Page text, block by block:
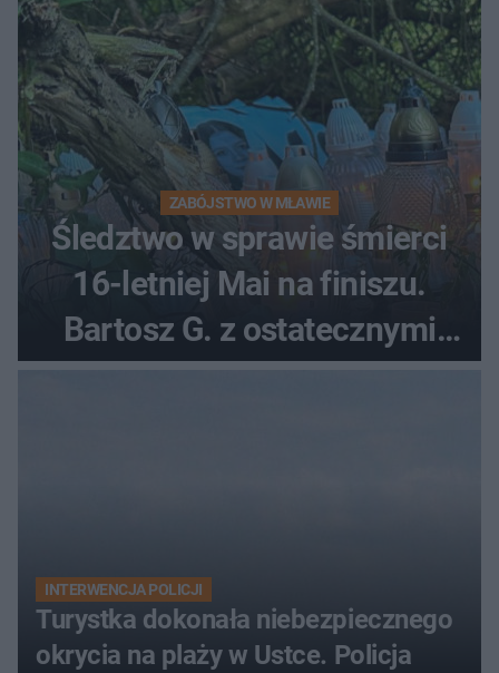
ZABÓJSTWO W MŁAWIE
Śledztwo w sprawie śmierci
16-letniej Mai na finiszu.
Bartosz G. z ostatecznymi
INTERWENCJA POLICJI
Turystka dokonała niebezpiecznego
okrycia na plaży w Ustce. Policja